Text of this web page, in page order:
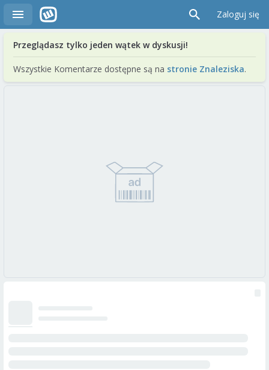
Zaloguj się
Przeglądasz tylko jeden wątek w dyskusji!
Wszystkie Komentarze dostępne są na stronie Znaleziska.